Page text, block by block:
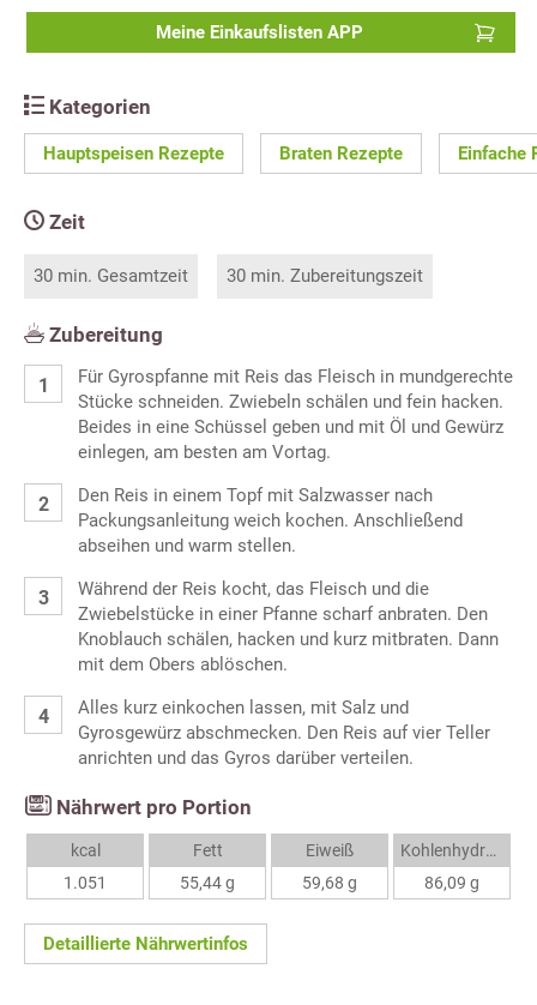
Meine Einkaufslisten APP
Kategorien
Hauptspeisen Rezepte Braten Rezepte Einfache
Zeit
30 min. Gesamtzeit 30 min. Zubereitungszeit
Zubereitung
Für Gyrospfanne mit Reis das Fleisch in mundgerechte
Stücke schneiden. Zwiebeln schälen und fein hacken.
Beides in eine Schüssel geben und mit Öl und Gewürz
einlegen, am besten am Vortag.
Den Reis in einem Topf mit Salzwasser nach
Packungsanleitung weich kochen. Anschließend
abseihen und warm stellen.
Während der Reis kocht, das Fleisch und die
Zwiebelstücke in einer Pfanne scharf anbraten. Den
Knoblauch schälen, hacken und kurz mitbraten. Dann
mit dem Obers ablöschen.
Alles kurz einkochen lassen, mit Salz und
Gyrosgewürz abschmecken. Den Reis auf vier Teller
anrichten und das Gyros darüber verteilen.
Nährwert pro Portion
kcal
1.051
Fett
55,44 g
Eiweiß
59,68 g
Kohlenhydrate
86,09 g
Detaillierte Nährwertinfos